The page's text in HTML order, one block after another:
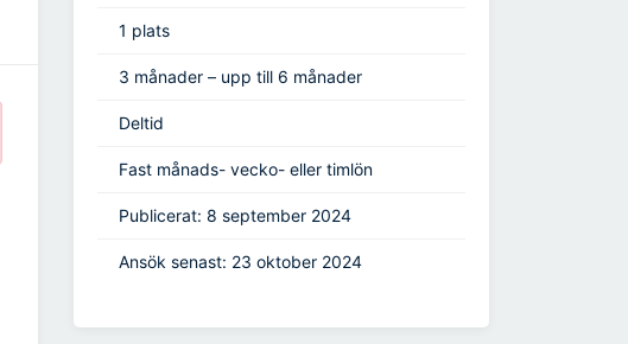
1 plats
3 månader – upp till 6 månader
Deltid
Fast månads- vecko- eller timlön
Publicerat: 8 september 2024
Ansök senast: 23 oktober 2024